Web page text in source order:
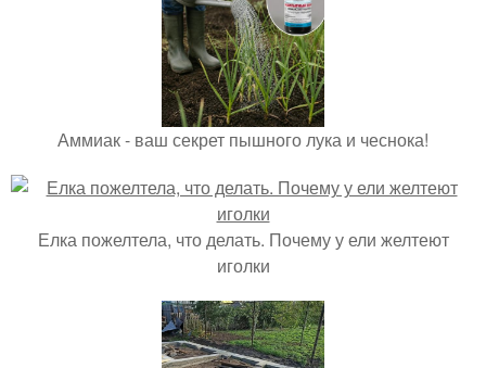
Аммиак - ваш секрет пышного лука и чеснока!
Елка пожелтела, что делать. Почему у ели желтеют
иголки